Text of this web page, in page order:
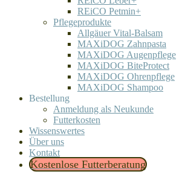
REiCO Petmin+
Pflegeprodukte
Allgäuer Vital-Balsam
MAXiDOG Zahnpasta
MAXiDOG Augenpflege
MAXiDOG BiteProtect
MAXiDOG Ohrenpflege
MAXiDOG Shampoo
Bestellung
Anmeldung als Neukunde
Futterkosten
Wissenswertes
Über uns
Kontakt
Kostenlose Futterberatung